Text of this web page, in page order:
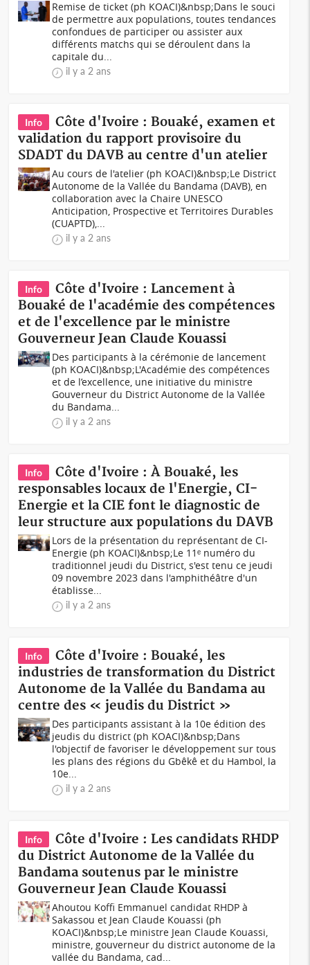
Remise de ticket (ph KOACI)&nbsp;Dans le souci
de permettre aux populations, toutes tendances
confondues de participer ou assister aux
différents matchs qui se déroulent dans la
capitale du...
il y a 2 ans
Info
Côte d'Ivoire : Bouaké, examen et
validation du rapport provisoire du
SDADT du DAVB au centre d'un atelier
Au cours de l'atelier (ph KOACI)&nbsp;Le District
Autonome de la Vallée du Bandama (DAVB), en
collaboration avec la Chaire UNESCO
Anticipation, Prospective et Territoires Durables
(CUAPTD),...
il y a 2 ans
Info
Côte d'Ivoire : Lancement à
Bouaké de l'académie des compétences
et de l'excellence par le ministre
Gouverneur Jean Claude Kouassi
Des participants à la cérémonie de lancement
(ph KOACI)&nbsp;L'Académie des compétences
et de l’excellence, une initiative du ministre
Gouverneur du District Autonome de la Vallée
du Bandama...
il y a 2 ans
Info
Côte d'Ivoire : À Bouaké, les
responsables locaux de l'Energie, CI-
Energie et la CIE font le diagnostic de
leur structure aux populations du DAVB
Lors de la présentation du représentant de CI-
Energie (ph KOACI)&nbsp;Le 11ᵉ numéro du
traditionnel jeudi du District, s'est tenu ce jeudi
09 novembre 2023 dans l'amphithéâtre d'un
établisse...
il y a 2 ans
Info
Côte d'Ivoire : Bouaké, les
industries de transformation du District
Autonome de la Vallée du Bandama au
centre des « jeudis du District »
Des participants assistant à la 10e édition des
jeudis du district (ph KOACI)&nbsp;Dans
l'objectif de favoriser le développement sur tous
les plans des régions du Gbêkê et du Hambol, la
10e...
il y a 2 ans
Info
Côte d'Ivoire : Les candidats RHDP
du District Autonome de la Vallée du
Bandama soutenus par le ministre
Gouverneur Jean Claude Kouassi
Ahoutou Koffi Emmanuel candidat RHDP à
Sakassou et Jean Claude Kouassi (ph
KOACI)&nbsp;Le ministre Jean Claude Kouassi,
ministre, gouverneur du district autonome de la
vallée du Bandama, cad...